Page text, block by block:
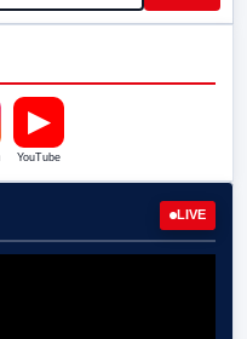
▶
YouTube
LIVE